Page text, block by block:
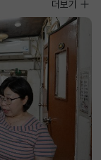
사진뉴스
더보기